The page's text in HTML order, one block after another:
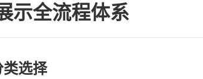
示全流程体系
选择